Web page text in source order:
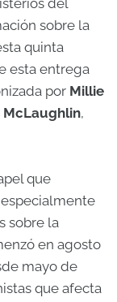
sobre la
quinta
esta entrega
por Millie
McLaughlin,
que
sobre la
en agosto
mayo de
que afecta